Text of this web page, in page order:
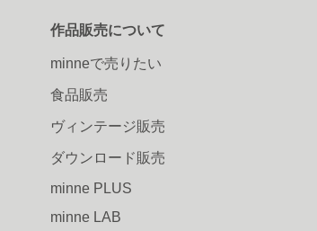
作品販売について
minneで売りたい
食品販売
ヴィンテージ販売
ダウンロード販売
minne PLUS
minne LAB